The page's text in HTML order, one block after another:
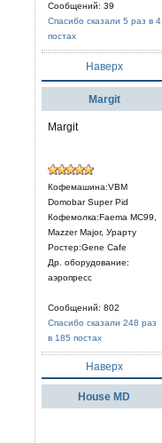
Сообщений: 39
Спасибо сказали 5 раз в 4
постах
Наверх
Margit
Margit
Кофемашина:VBM
Domobar Super Pid
Кофемолка:Faema MC99,
Mazzer Major, Урарту
Ростер:Gene Cafe
Др. оборудование:
аэропресс
Сообщений: 802
Спасибо сказали 248 раз
в 185 постах
Наверх
House MD